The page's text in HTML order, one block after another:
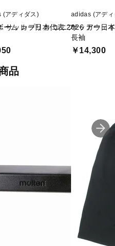
ーム レプリカ ユニフ
(アディダス)
サッカー日本代表 2026 アウェ
adidas (アディ
サッカー日
長袖
￥14,300
品